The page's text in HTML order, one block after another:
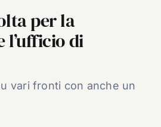
per la
l’ufficio di
vari fronti con anche un